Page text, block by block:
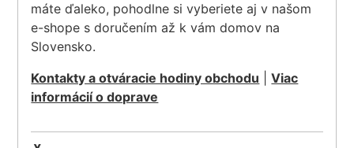
máte ďaleko, pohodlne si vyberiete aj v našom
e-shope s doručením až k vám domov na
Slovensko.
Kontakty a otváracie hodiny obchodu |Viac
informácií o doprave